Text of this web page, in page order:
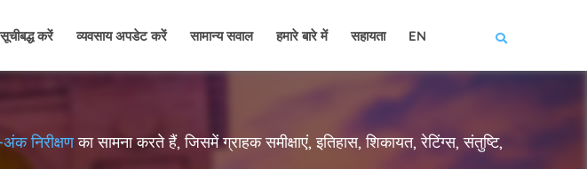
करें व्यवसाय अपडेट करें सामान्य सवाल हमारे बारे में सहायता EN
निरीक्षणका सामना करते हैं, जिसमें ग्राहक समीक्षाएं, इतिहास, शिकायत, रेटिंग्स, संतुष्टि,